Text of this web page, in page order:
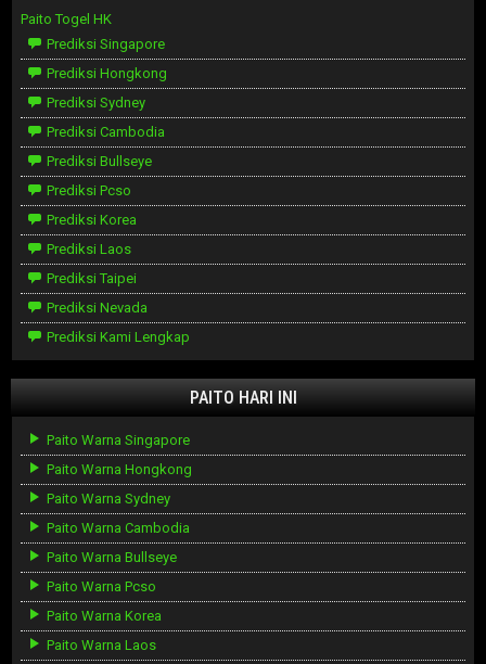
Paito Togel HK
Prediksi Singapore
Prediksi Hongkong
Prediksi Sydney
Prediksi Cambodia
Prediksi Bullseye
Prediksi Pcso
Prediksi Korea
Prediksi Laos
Prediksi Taipei
Prediksi Nevada
Prediksi Kami Lengkap
PAITO HARI INI
Paito Warna Singapore
Paito Warna Hongkong
Paito Warna Sydney
Paito Warna Cambodia
Paito Warna Bullseye
Paito Warna Pcso
Paito Warna Korea
Paito Warna Laos